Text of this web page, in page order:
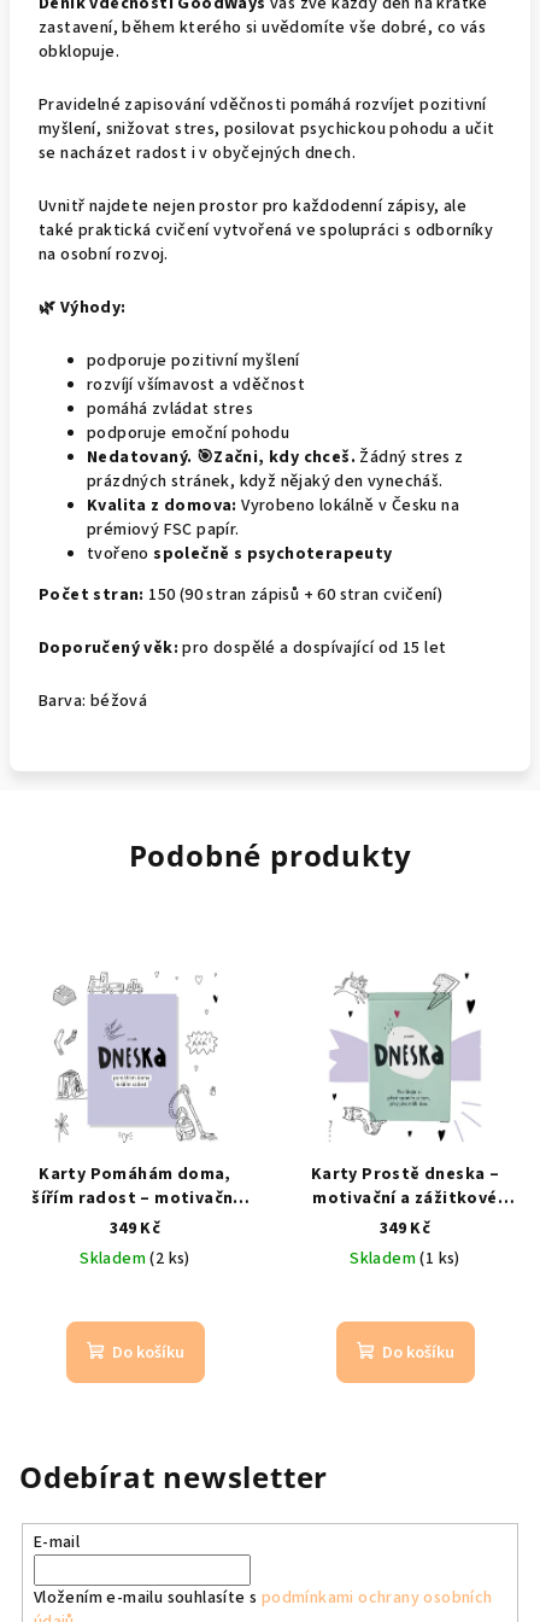
zastavení, během kterého si uvědomíte vše dobré, co vás
obklopuje.
Pravidelné zapisování vděčnosti pomáhá rozvíjet pozitivní
myšlení, snižovat stres, posilovat psychickou pohodu a učit
se nacházet radost i v obyčejných dnech.
Uvnitř najdete nejen prostor pro každodenní zápisy, ale
také praktická cvičení vytvořená ve spolupráci s odborníky
na osobní rozvoj.
🌿 Výhody:
podporuje pozitivní myšlení
rozvíjí všímavost a vděčnost
pomáhá zvládat stres
podporuje emoční pohodu
Nedatovaný. 🎯Začni, kdy chceš. Žádný stres z
prázdných stránek, když nějaký den vynecháš.
Kvalita z domova: Vyrobeno lokálně v Česku na
prémiový FSC papír.
tvořenospolečně s psychoterapeuty
Počet stran: 150 (90 stran zápisů + 60 stran cvičení)
Doporučený věk: pro dospělé a dospívající od 15 let
Barva: béžová
Podobné produkty
Karty Pomáhám doma,
šířím radost – motivační
karty pro děti
vedení dětí k
samostatnosti
349 Kč
Skladem(2 ks)
Do košíku
Karty Prostě dneska –
motivační a zážitkové
karty pro dětiKaždý den
nový nápad na společný
čas
349 Kč
Skladem(1 ks)
Do košíku
Odebírat newsletter
E-mail
Vložením e-mailu souhlasíte s podmínkami ochrany osobních